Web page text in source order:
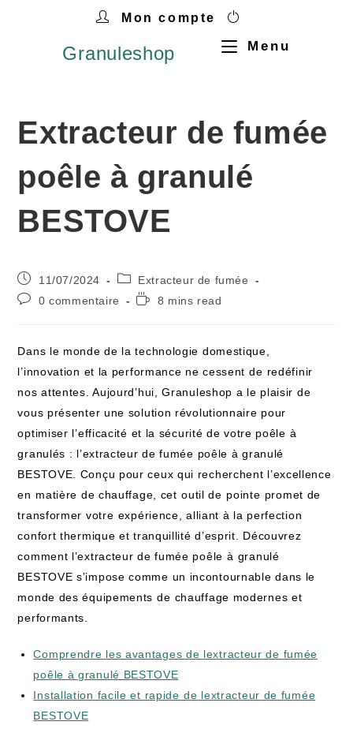
Mon compte
Granuleshop Menu
Extracteur de fumée
poêle à granulé
BESTOVE
11/07/2024
Extracteur de fumée
0 commentaire
8 mins read
Dans le monde‍ de la technologie domestique,
l’innovation et la performance ne cessent ‌de ⁤redéfinir
nos attentes. Aujourd’hui, Granuleshop a le plaisir de
vous présenter une solution révolutionnaire pour
optimiser l’efficacité et la sécurité de votre poêle⁣ à
granulés : l’extracteur​ de fumée poêle‌ à granulé
BESTOVE. Conçu pour ceux qui recherchent l’excellence
en ⁣matière de chauffage, cet ⁣outil de⁢ pointe ⁣promet de‍
transformer votre⁣ expérience, alliant à la‍ perfection‍
confort thermique et tranquillité d’esprit. Découvrez
comment l’extracteur de fumée poêle à⁢ granulé
BESTOVE s’impose comme un incontournable dans le
monde des équipements de ⁣chauffage modernes et
performants.
Comprendre les avantages de lextracteur de fumée
poêle à granulé BESTOVE
Installation‌ facile et rapide⁢ de lextracteur de fumée
BESTOVE